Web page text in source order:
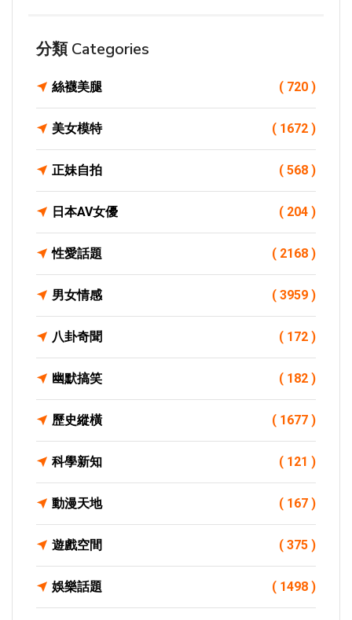
分類 Categories
絲襪美腿 ( 720 )
美女模特 ( 1672 )
正妹自拍 ( 568 )
日本AV女優 ( 204 )
性愛話題 ( 2168 )
男女情感 ( 3959 )
八卦奇聞 ( 172 )
幽默搞笑 ( 182 )
歷史縱橫 ( 1677 )
科學新知 ( 121 )
動漫天地 ( 167 )
遊戲空間 ( 375 )
娛樂話題 ( 1498 )